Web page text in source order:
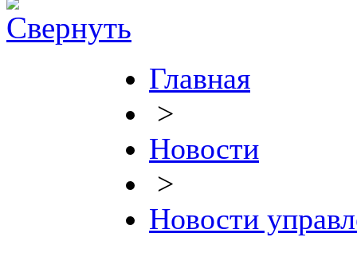
Главная
>
Новости
>
Новости